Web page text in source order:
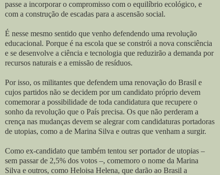
passe a incorporar o compromisso com o equilíbrio ecológico, e
com a construção de escadas para a ascensão social.
É nesse mesmo sentido que venho defendendo uma revolução
educacional. Porque é na escola que se constrói a nova consciência
e se desenvolve a ciência e tecnologia que reduzirão a demanda por
recursos naturais e a emissão de resíduos.
Por isso, os militantes que defendem uma renovação do Brasil e
cujos partidos não se decidem por um candidato próprio devem
comemorar a possibilidade de toda candidatura que recupere o
sonho da revolução que o País precisa. Os que não perderam a
crença nas mudanças devem se alegrar com candidaturas portadoras
de utopias, como a de Marina Silva e outras que venham a surgir.
Como ex-candidato que também tentou ser portador de utopias –
sem passar de 2,5% dos votos –, comemoro o nome da Marina
Silva e outros, como Heloisa Helena, que darão ao Brasil a